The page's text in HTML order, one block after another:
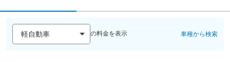
の料金を表示 車種から検索